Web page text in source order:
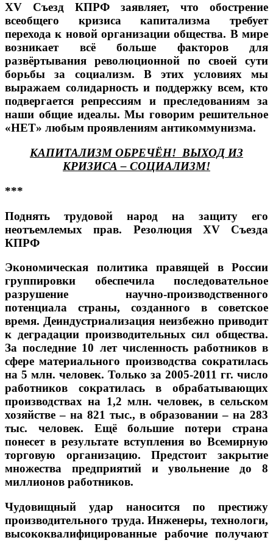
ХV Съезд КПРФ заявляет, что обострение
всеобщего кризиса капитализма требует
перехода к новой организации общества. В мире
возникает всё больше факторов для
развёртывания революционной по своей сути
борьбы за социализм. В этих условиях мы
выражаем солидарность и поддержку всем, кто
подвергается репрессиям и преследованиям за
наши общие идеалы. Мы говорим решительное
«НЕТ» любым проявлениям антикоммунизма.
КАПИТАЛИЗМ ОБРЕЧЁН! ВЫХОД ИЗ
КРИЗИСА – СОЦИАЛИЗМ!
***
Поднять трудовой народ на защиту его
неотъемлемых прав. Резолюция XV Съезда
КПРФ
Экономическая политика правящей в России
группировки обеспечила последовательное
разрушение научно-производственного
потенциала страны, созданного в советское
время. Деиндустриализация неизбежно приводит
к деградации производительных сил общества.
За последние 10 лет численность работников в
сфере материального производства сократилась
на 5 млн. человек. Только за 2005-2011 гг. число
работников сократилась в обрабатывающих
производствах на 1,2 млн. человек, в сельском
хозяйстве – на 821 тыс., в образовании – на 283
тыс. человек. Ещё большие потери страна
понесет в результате вступления во Всемирную
торговую организацию. Предстоит закрытие
множества предприятий и увольнение до 8
миллионов работников.
Чудовищный удар наносится по престижу
производительного труда. Инженеры, технологи,
высококвалифицированные рабочие получают